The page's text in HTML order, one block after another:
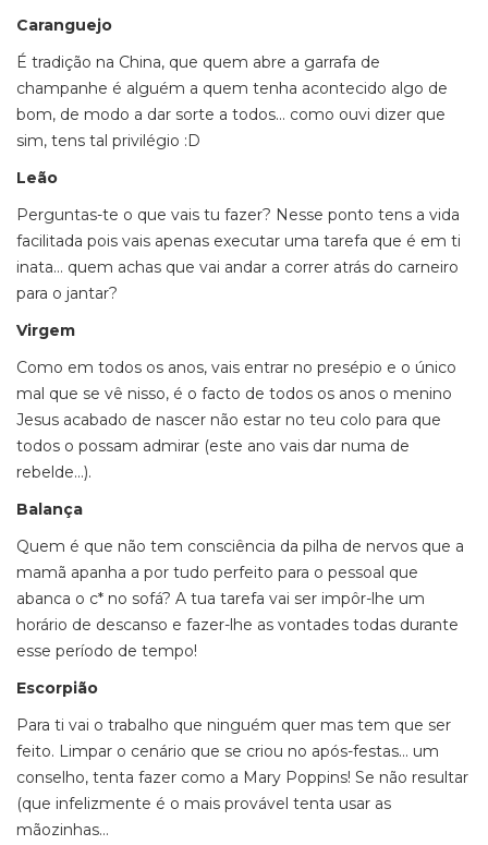
Caranguejo
É tradição na China, que quem abre a garrafa de
champanhe é alguém a quem tenha acontecido algo de
bom, de modo a dar sorte a todos… como ouvi dizer que
sim, tens tal privilégio :D
Leão
Perguntas-te o que vais tu fazer? Nesse ponto tens a vida
facilitada pois vais apenas executar uma tarefa que é em ti
inata… quem achas que vai andar a correr atrás do carneiro
para o jantar?
Virgem
Como em todos os anos, vais entrar no presépio e o único
mal que se vê nisso, é o facto de todos os anos o menino
Jesus acabado de nascer não estar no teu colo para que
todos o possam admirar (este ano vais dar numa de
rebelde…).
Balança
Quem é que não tem consciência da pilha de nervos que a
mamã apanha a por tudo perfeito para o pessoal que
abanca o c* no sofá? A tua tarefa vai ser impôr-lhe um
horário de descanso e fazer-lhe as vontades todas durante
esse período de tempo!
Escorpião
Para ti vai o trabalho que ninguém quer mas tem que ser
feito. Limpar o cenário que se criou no após-festas… um
conselho, tenta fazer como a Mary Poppins! Se não resultar
(que infelizmente é o mais provável tenta usar as
mãozinhas…